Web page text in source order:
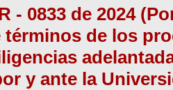
- 0833 de 2024
términos de los
y ante la